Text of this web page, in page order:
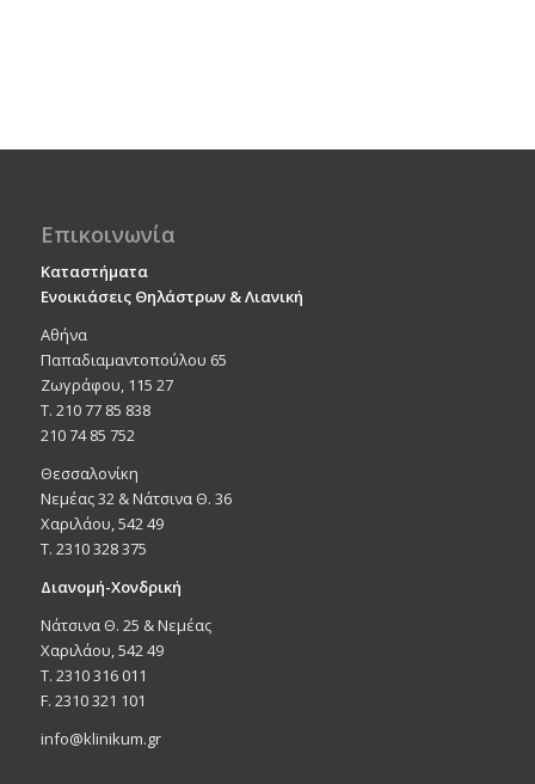
Επικοινωνία
Καταστήματα
Ενοικιάσεις Θηλάστρων & Λιανική
Αθήνα
Παπαδιαμαντοπούλου 65
Ζωγράφου, 115 27
Τ. 210 77 85 838
210 74 85 752
Θεσσαλονίκη
Νεμέας 32 & Νάτσινα Θ. 36
Χαριλάου, 542 49
T. 2310 328 375
Διανομή-Χονδρική
Νάτσινα Θ. 25 & Νεμέας
Χαριλάου, 542 49
T. 2310 316 011
F. 2310 321 101
info@klinikum.gr